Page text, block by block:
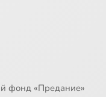
фонд «Предание»